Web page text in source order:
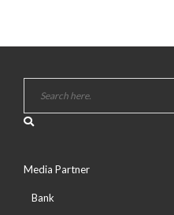
Media Partner
Bank